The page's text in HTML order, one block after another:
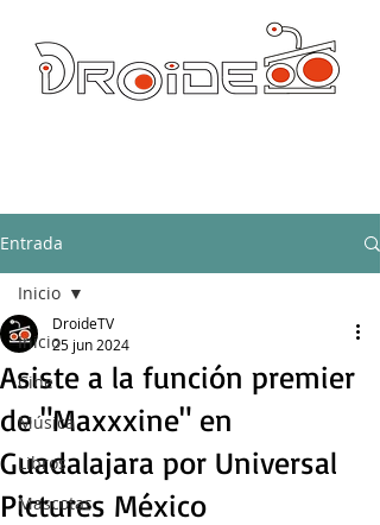
Entrada
Inicio
Cine
Música
Libros
Mascotas
Inicio
Asiste a la función premier
de "Maxxxine" en
Guadalajara por Universal
Pictures México
DroideTV
25 jun 2024